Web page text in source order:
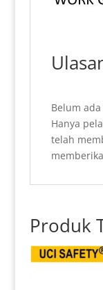
Belum
Hanya
telah
Produk